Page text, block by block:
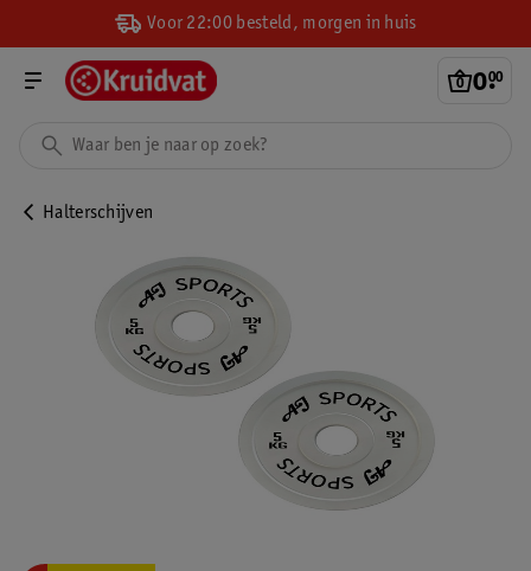
Voor 22:00 besteld, morgen in huis
0.
00
Halterschijven